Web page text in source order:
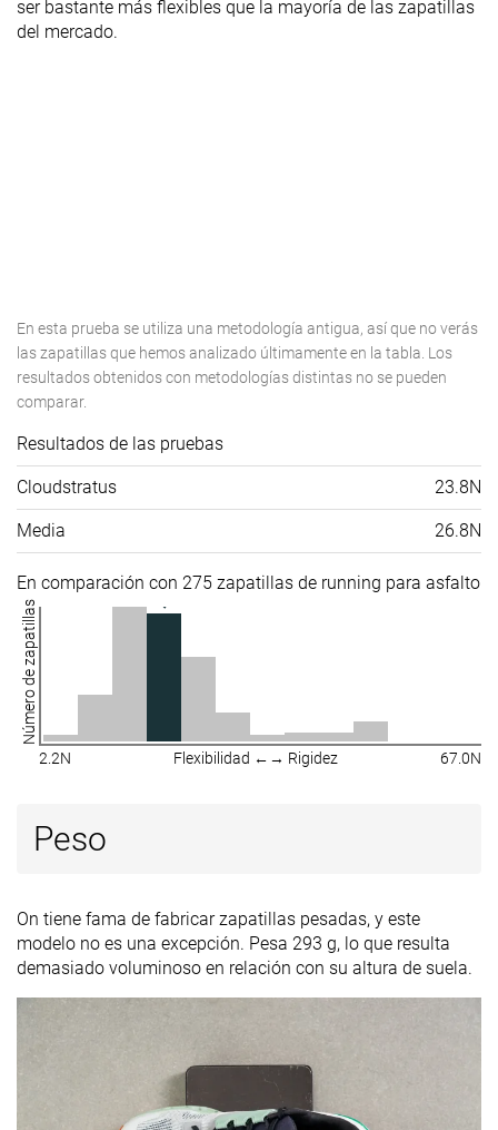
ser bastante más flexibles que la mayoría de las zapatillas
del mercado.
En esta prueba se utiliza una metodología antigua, así que no verás
las zapatillas que hemos analizado últimamente en la tabla. Los
resultados obtenidos con metodologías distintas no se pueden
comparar.
Resultados de las pruebas
Cloudstratus 23.8N
Media 26.8N
En comparación con 275 zapatillas de running para asfalto
Número de zapatillas
2.2N Flexibilidad ←→ Rigidez 67.0N
Peso
On tiene fama de fabricar zapatillas pesadas, y este
modelo no es una excepción. Pesa 293 g, lo que resulta
demasiado voluminoso en relación con su altura de suela.